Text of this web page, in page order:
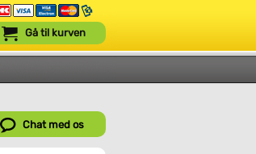
Gå til kurven
Chat med os